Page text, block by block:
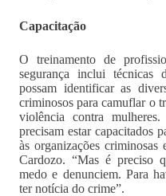
Capacitação
O treinamento de
segurança inclui técnicas
possam identificar as
criminosos para camuflar o
violência contra
precisam estar capacitados
às organizações
Cardozo. “Mas é preciso
medo e denunciem. Para
ter notícia do crime”.